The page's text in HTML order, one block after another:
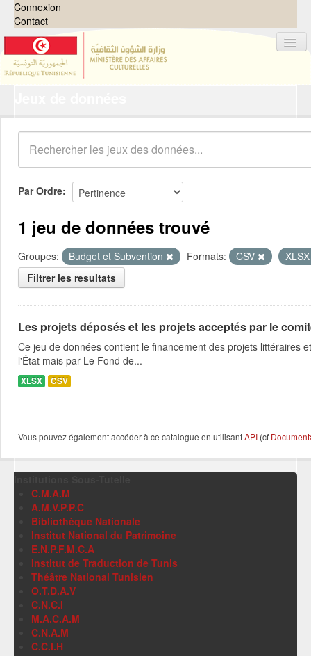
Connexion
Contact
Organisations
Groupes
Demandes 0
À propos
Par Ordre
1 jeu de données trouvé
Groupes: Budget et Subvention Formats: CSV
Filtrer les resultats
Les projets déposés et les projets acceptés par le
Ce jeu de données contient le financement des projets littéraires
l'État mais par Le Fond de...
XLSX CSV
Vous pouvez également accéder à ce catalogue en utilisantAPI (cf
C.M.A.M
A.M.V.P.P.C
Bibliothèque Nationale
Institut National du Patrimoine
E.N.P.F.M.C.A
Institut de Traduction de Tunis
Théâtre National Tunisien
O.T.D.A.V
C.N.C.I
M.A.C.A.M
C.N.A.M
C.C.I.H